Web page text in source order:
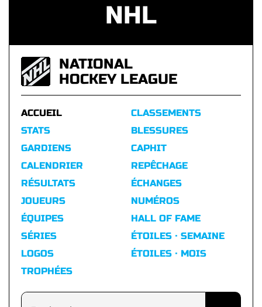
NHL
NATIONAL
HOCKEY LEAGUE
ACCUEIL
STATS
GARDIENS
CALENDRIER
RÉSULTATS
CLASSEMENTS
BLESSURES
CAPHIT
REPÊCHAGE
ÉCHANGES
JOUEURS
ÉQUIPES
SÉRIES
LOGOS
TROPHÉES
NUMÉROS
HALL OF FAME
ÉTOILES · SEMAINE
ÉTOILES · MOIS